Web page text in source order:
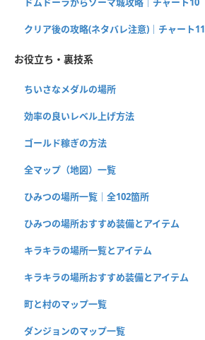
クリア後の攻略(ネタバレ注意)｜チャート11
お役立ち・裏技系
ちいさなメダルの場所
効率の良いレベル上げ方法
ゴールド稼ぎの方法
全マップ（地図）一覧
ひみつの場所一覧｜全102箇所
ひみつの場所おすすめ装備とアイテム
キラキラの場所一覧とアイテム
キラキラの場所おすすめ装備とアイテム
町と村のマップ一覧
ダンジョンのマップ一覧